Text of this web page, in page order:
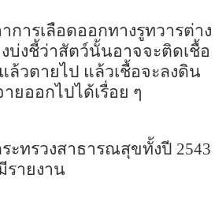
ารเลือดออกทางรูทวารต่าง
งบ่งชี้ว่าสัตว์นั้นอาจจะติดเชื้อ
ล้วตายไป แล้วเชื้อจะลงดิน
ยออกไปได้เรื่อย ๆ
ะทรวงสาธารณสุขทั้งปี 2543
รายงาน